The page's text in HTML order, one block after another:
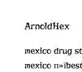
ArnoldHex
mexico drug
mexico